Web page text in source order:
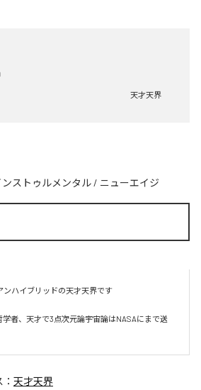
天才天界
ンストゥルメンタル / ニューエイジ
ンハイブリッドの天才天界です
学者、天才で3点次元論宇宙論はNASAにまで送
天才天界